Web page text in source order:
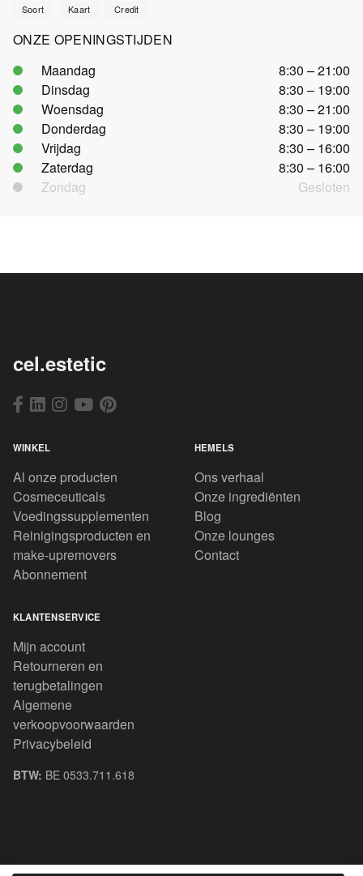
Soort Kaart Credit
ONZE OPENINGSTIJDEN
Maandag
8:30 – 21:00
Dinsdag
8:30 – 19:00
Woensdag
8:30 – 21:00
Donderdag
8:30 – 19:00
Vrijdag
8:30 – 16:00
Zaterdag
8:30 – 16:00
Zondag
Gesloten
cel.estetic
WINKEL
Al onze producten
Cosmeceuticals
Voedingssupplementen
Reinigingsproducten en
make-upremovers
Abonnement
HEMELS
Ons verhaal
Onze ingrediënten
Blog
Onze lounges
Contact
KLANTENSERVICE
Mijn account
Retourneren en
terugbetalingen
Algemene
verkoopvoorwaarden
Privacybeleid
BTW: BE 0533.711.618